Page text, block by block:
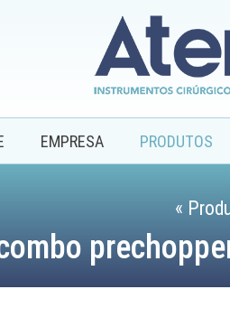
EMPRESA PRODUTOS
«